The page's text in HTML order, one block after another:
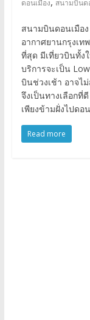
ดอนเมือง สนามบินด
สนามบินดอนเมือ
อากาศยานกรุงเท
ที่สุด มีเที่ยวบินทั้ง
บริการจะเป็น
บินช่วงเช้า อาจไ
จึงเป็นทางเลือกที่
เพียงข้ามฝั่งไปดอ
Read more